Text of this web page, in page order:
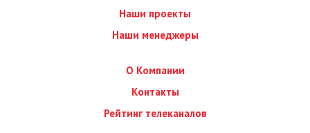
Наши проекты
Наши менеджеры
О Компании
Контакты
Рейтинг телеканалов